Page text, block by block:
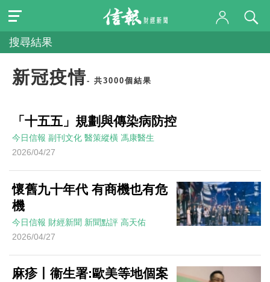
搜尋結果
新冠疫情- 共3000個結果
「十五五」規劃與傳染病防控
今日信報 副刊文化 醫策縱橫 馮康醫生
2026/04/27
懷舊九十年代 有商機也有危
機
今日信報 財經新聞 新聞點評 高天佑
2026/04/27
麻疹丨衞生署:歐美等地個案